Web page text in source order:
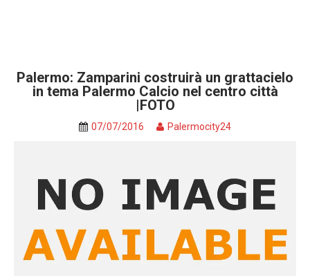
Palermo: Zamparini costruirà un grattacielo
in tema Palermo Calcio nel centro città
|FOTO
07/07/2016 Palermocity24